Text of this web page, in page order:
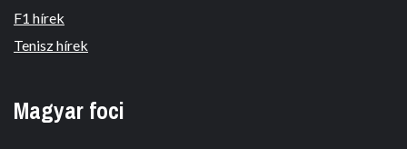
F1 hírek
Tenisz hírek
Magyar foci